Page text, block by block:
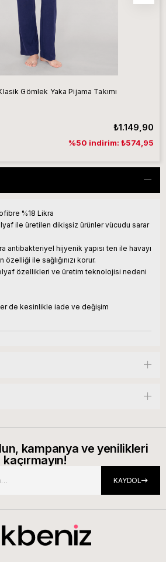
Gömlek Yaka Pijama Takımı
₺1.149,90
%50 indirim: ₺574,95
%18 Likra
ile üretilen dikişsiz ürünler vücudu sarar
antibakteriyel hijyenik yapısı ten ile havayı
ile sağlığınızı korur.
özellikleri ve üretim teknolojisi nedeni
de kesinlikle iade ve değişim
kampanya ve yenilikleri
kaçırmayın!
KAYDOL